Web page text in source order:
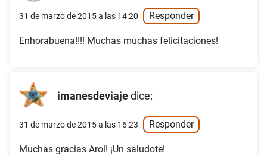
31 de marzo de 2015 a las 14:20 Responder
Enhorabuena!!!! Muchas muchas felicitaciones!
imanesdeviajedice:
31 de marzo de 2015 a las 16:23 Responder
Muchas gracias Arol! ¡Un saludote!